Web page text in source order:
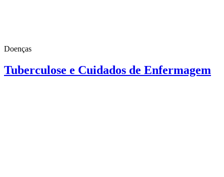
Doenças
Tuberculose e Cuidados de Enfermagem